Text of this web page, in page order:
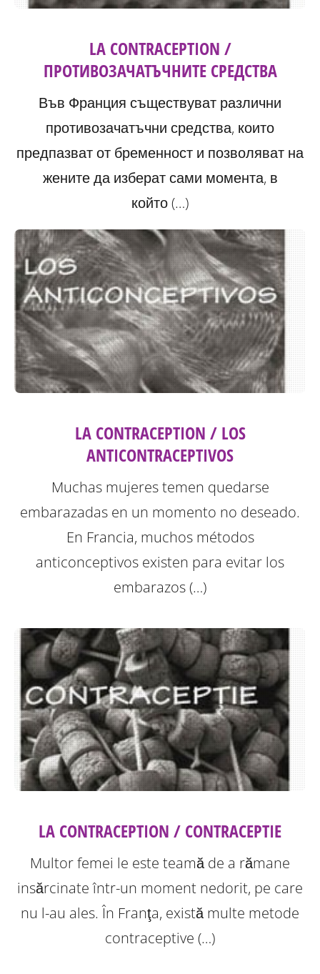
LA CONTRACEPTION /
ПРОТИВОЗАЧАТЪЧНИТЕ СРЕДСТВА
Във Франция съществуват различни
противозачатъчни средства, които
предпазват от бременност и позволяват на
жените да изберат сами момента, в
който (…)
LA CONTRACEPTION / LOS
ANTICONTRACEPTIVOS
Muchas mujeres temen quedarse
embarazadas en un momento no deseado.
En Francia, muchos métodos
anticonceptivos existen para evitar los
embarazos (…)
LA CONTRACEPTION / CONTRACEPTIE
Multor femei le este teamă de a rămane
insărcinate într-un moment nedorit, pe care
nu l-au ales. În Franţa, există multe metode
contraceptive (…)